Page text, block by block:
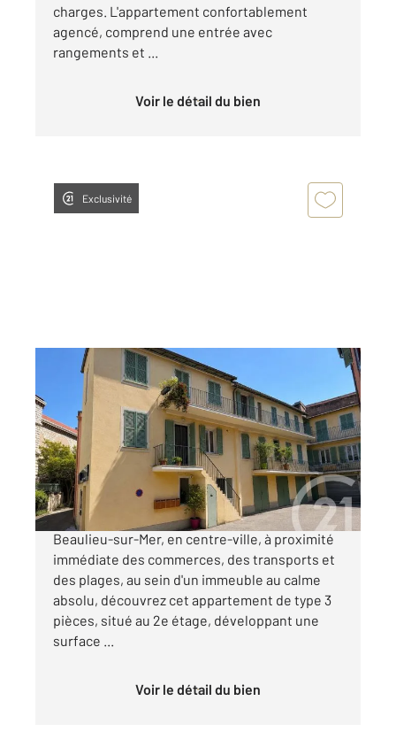
charges. L'appartement confortablement
agencé, comprend une entrée avec
rangements et ...
Voir le détail du bien
Exclusivité
BEAULIEU SUR MER 06
44,37 m
2
, 3 pièces
Ref : 5620
Appartement F3 à vendre
240 000 €
Beaulieu-sur-Mer Centre-ville Au cœur de
Beaulieu-sur-Mer, en centre-ville, à proximité
immédiate des commerces, des transports et
des plages, au sein d'un immeuble au calme
absolu, découvrez cet appartement de type 3
pièces, situé au 2e étage, développant une
surface ...
Voir le détail du bien